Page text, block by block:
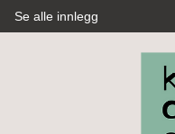
Se alle innlegg